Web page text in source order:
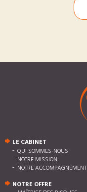
LE CABINET
QUI SOMMES-NOUS
NOTRE MISSION
NOTRE ACCOMPAGNEMENT
NOTRE OFFRE